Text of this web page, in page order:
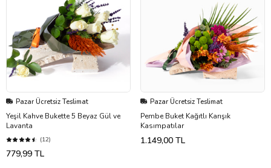
Pazar Ücretsiz Teslimat
Yeşil Kahve Bukette 5 Beyaz Gül ve
Lavanta
(12)
779,99 TL
Pazar Ücretsiz Teslimat
Pembe Buket Kağıtlı Karışık
Kasımpatılar
1.149,00 TL